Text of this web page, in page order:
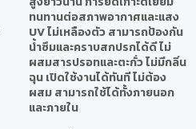
ทนทานต่อสภาพอากาศและแสง
UV ไม่เหลืองตัว สามารถป้องกัน
น้ำซึมและคราบสกปรกได้ดี ไม่
ผสมสารปรอทและตะกั่ว ไม่มีกลิ่น
ฉุน เปิดใช้งานได้ทันที ไม่ต้อง
ผสม สามารถใช้ได้ทั้งภายนอก
และภายใน